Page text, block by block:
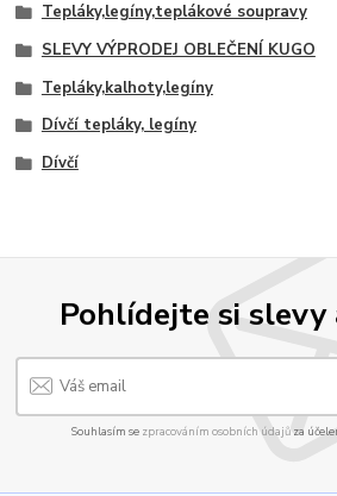
Tepláky,legíny,teplákové soupravy
SLEVY VÝPRODEJ OBLEČENÍ KUGO
Tepláky,kalhoty,legíny
Dívčí tepláky, legíny
Dívčí
Pohlídejte si slevy
Souhlasím se zpracováním osobních údajůza